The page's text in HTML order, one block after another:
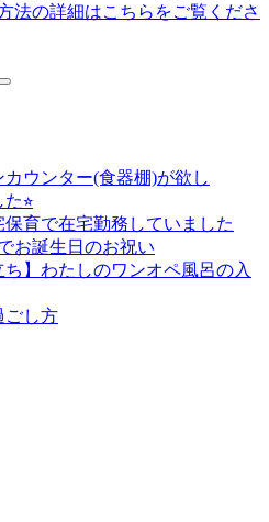
法の詳細はこちらをご覧くださ
ウンター(食器棚)が欲し
⭐︎
保育で在宅勤務していました
お誕生日のお祝い
ち】わたしのワンオペ風呂の入
ごし方